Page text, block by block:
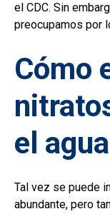
el CDC. Sin
preocupamos por
Cómo
el agua
Tal vez se puede
abundante, pero